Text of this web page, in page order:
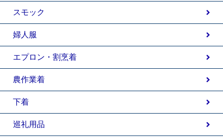
スモック
婦人服
エプロン・割烹着
農作業着
下着
巡礼用品